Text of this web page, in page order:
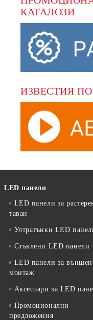
КАТАЛОЗИ
ИЗВЕСТИЯ ПО
LED панели
LED панели за
таван
Ултратънки LED
Стъклени LED панели
LED панели за външен
монтаж
Аксесоари за LED
Промоционални
предложения